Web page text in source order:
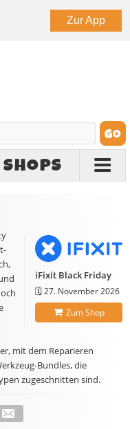
Zur App
SHOPS
iFixit Black Friday
🗓️27. November 2026
Zum Shop
mit dem Reparieren
Bundles, die
zugeschnitten sind.